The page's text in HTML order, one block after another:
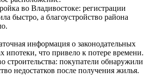
во Владивостоке: регистрации
быстро, а благоустройство района
информация о законодательных
ипотеки, что привело к потере времени.
строительства: покупатели обнаружили
недостатков после получения жилья.